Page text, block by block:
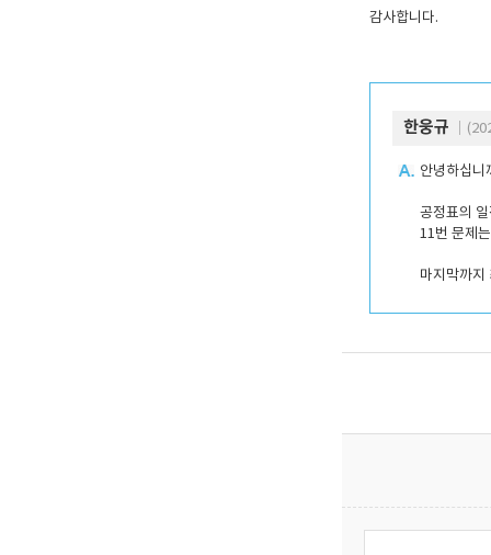
감사합니다.
한웅규 ｜
안녕하십니
공정표의
11번 문제
마지막까지